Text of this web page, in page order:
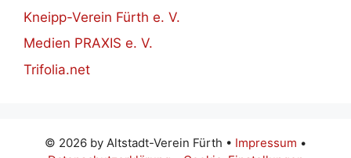
Kneipp-Verein Fürth e. V.
Medien PRAXIS e. V.
Trifolia.net
© 2026 by Altstadt-Verein Fürth • Impressum •